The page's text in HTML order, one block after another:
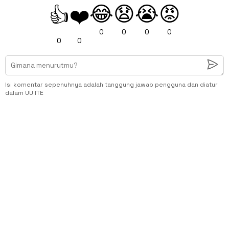
👍
0
❤️
0
😂
0
😧
0
😭
0
😡
0
Isi komentar sepenuhnya adalah tanggung jawab pengguna dan diatur
dalam UU ITE